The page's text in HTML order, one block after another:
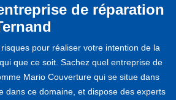
de réparation
pour réaliser votre intention de la
que ce soit. Sachez quel entreprise de
Mario Couverture qui se situe dans
dans ce domaine, et dispose des experts